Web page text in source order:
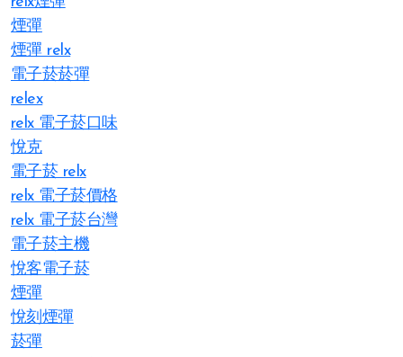
煙彈
煙彈 relx
電子菸菸彈
relex
relx 電子菸口味
悅克
電子菸 relx
relx 電子菸價格
relx 電子菸台灣
電子菸主機
悅客電子菸
煙彈
悅刻煙彈
菸彈